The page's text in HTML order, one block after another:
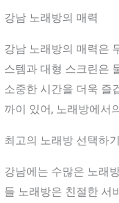
강남 노래방의 매력
강남 노래방의 매력은
스템과 대형 스크린은
소중한 시간을 더욱 즐
까이 있어, 노래방에서
최고의 노래방 선택하기
강남에는 수많은 노래
들 노래방은 친절한 서